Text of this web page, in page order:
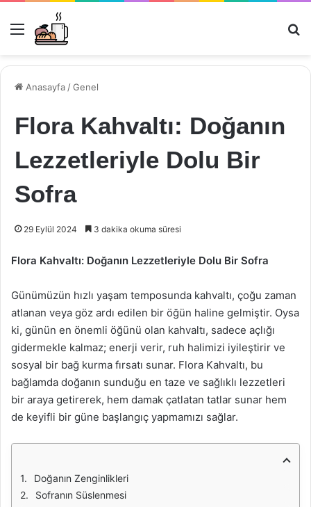
Menü
Anasayfa /Genel
Flora Kahvaltı: Doğanın
Lezzetleriyle Dolu Bir
Sofra
29 Eylül 2024 3 dakika okuma süresi
Flora Kahvaltı: Doğanın Lezzetleriyle Dolu Bir Sofra
Günümüzün hızlı yaşam temposunda kahvaltı, çoğu zaman
atlanan veya göz ardı edilen bir öğün haline gelmiştir. Oysa
ki, günün en önemli öğünü olan kahvaltı, sadece açlığı
gidermekle kalmaz; enerji verir, ruh halimizi iyileştirir ve
sosyal bir bağ kurma fırsatı sunar. Flora Kahvaltı, bu
bağlamda doğanın sunduğu en taze ve sağlıklı lezzetleri
bir araya getirerek, hem damak çatlatan tatlar sunar hem
de keyifli bir güne başlangıç yapmamızı sağlar.
Doğanın Zenginlikleri
Sofranın Süslenmesi